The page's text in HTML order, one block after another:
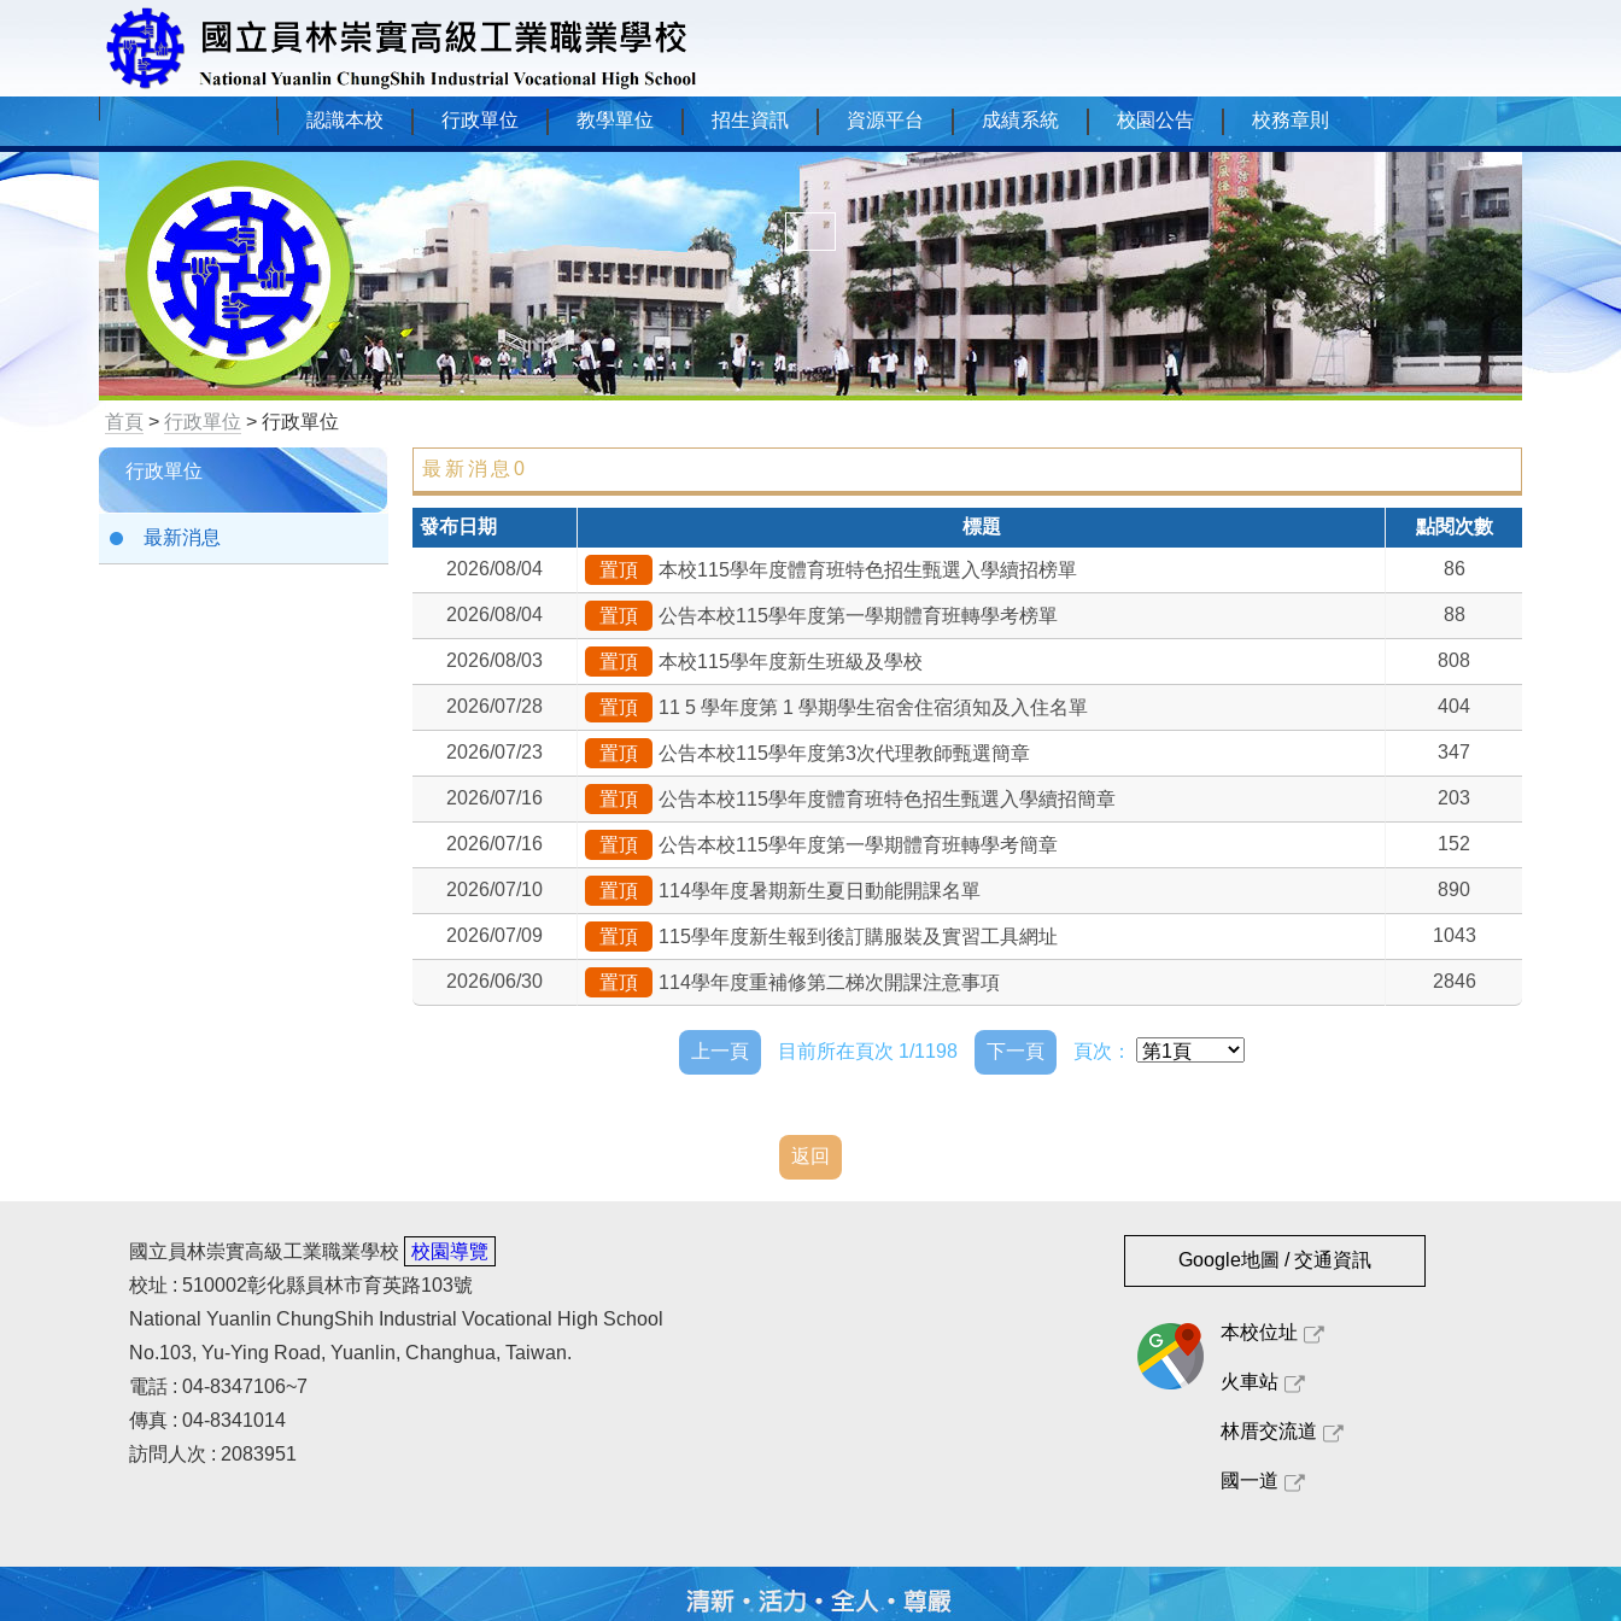
認識本校 行政單位 教學單位 招生資訊 資源平台 成績系統 校園公告 校務章則
首頁 > 行政單位 > 行政單位
行政單位
最新消息
最新消息0
發布日期 標題 點閱次數
2026/08/04 置頂 本校115學年度體育班特色招生甄選入學續招榜單 86
2026/08/04 置頂 公告本校115學年度第一學期體育班轉學考榜單 88
2026/08/03 置頂 本校115學年度新生班級及學校 808
2026/07/28 置頂 11 5 學年度第 1 學期學生宿舍住宿須知及入住名單 404
2026/07/23 置頂 公告本校115學年度第3次代理教師甄選簡章 347
2026/07/16 置頂 公告本校115學年度體育班特色招生甄選入學續招簡章 203
2026/07/16 置頂 公告本校115學年度第一學期體育班轉學考簡章 152
2026/07/10 置頂 114學年度暑期新生夏日動能開課名單 890
2026/07/09 置頂 115學年度新生報到後訂購服裝及實習工具網址 1043
2026/06/30 置頂 114學年度重補修第二梯次開課注意事項 2846
上一頁 目前所在頁次 1/1198 下一頁 頁次：
返回
國立員林崇實高級工業職業學校
校園導覽
校址 : 510002彰化縣員林市育英路103號
National Yuanlin ChungShih Industrial Vocational High School
No.103, Yu-Ying Road, Yuanlin, Changhua, Taiwan.
電話 : 04-8347106~7
傳真 : 04-8341014
訪問人次 : 2083951
Google地圖 / 交通資訊
本校位址
火車站
林厝交流道
國一道